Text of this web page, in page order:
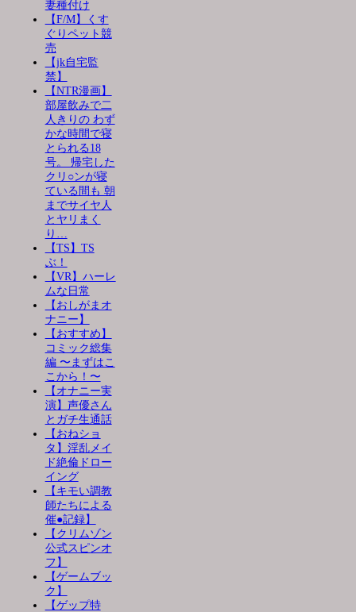
妻種付け
【F/M】くす
ぐりペット競
売
【jk自宅監
禁】
【NTR漫画】
部屋飲みで二
人きりの わず
かな時間で寝
とられる18
号。 帰宅した
クリ○ンが寝
ている間も 朝
までサイヤ人
とヤリまく
り…
【TS】TS
ぶ！
【VR】ハーレ
ムな日常
【おしがまオ
ナニー】
【おすすめ】
コミック総集
編 〜まずはこ
こから！〜
【オナニー実
演】声優さん
とガチ生通話
【おねショ
タ】淫乱メイ
ド絶倫ドロー
イング
【キモい調教
師たちによる
催●記録】
【クリムゾン
公式スピンオ
フ】
【ゲームブッ
ク】
【ゲップ特